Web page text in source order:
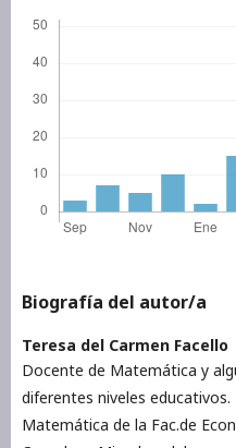
Biografía del autor/a
Teresa del Carmen Facello
Docente de Matemática y
diferentes niveles
Matemática de la Fac.de